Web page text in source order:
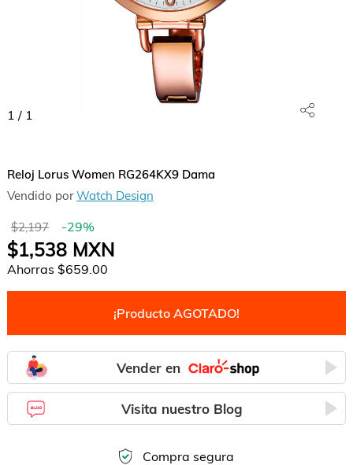
1 / 1
Reloj Lorus Women RG264KX9 Dama
Vendido porWatch Design
$2,197 -29%
$1,538MXN
Ahorras $659.00
¡Producto AGOTADO!
Vender en
Visita nuestro Blog
Compra segura